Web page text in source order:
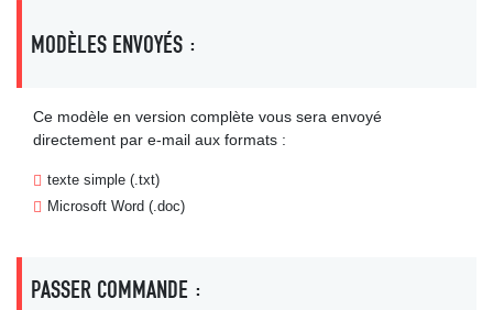
MODÈLES ENVOYÉS :
Ce modèle en version complète vous sera envoyé
directement par e-mail aux formats :
texte simple (.txt)
Microsoft Word (.doc)
PASSER COMMANDE :